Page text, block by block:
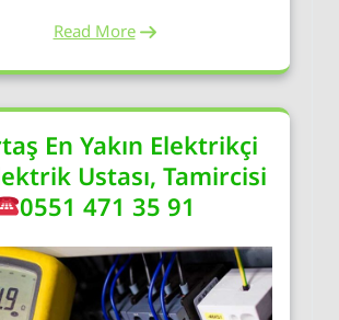
Read More
En Yakın Elektrikçi
Ustası, Tamircisi
0551 471 35 91